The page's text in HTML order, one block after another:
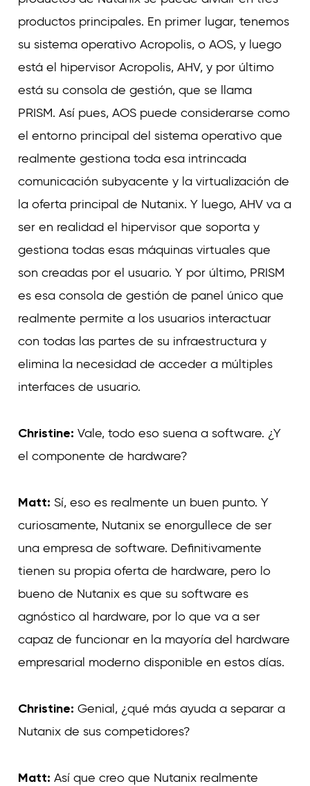
productos principales. En primer lugar, tenemos
su sistema operativo Acropolis, o AOS, y luego
está el hipervisor Acropolis, AHV, y por último
está su consola de gestión, que se llama
PRISM. Así pues, AOS puede considerarse como
el entorno principal del sistema operativo que
realmente gestiona toda esa intrincada
comunicación subyacente y la virtualización de
la oferta principal de Nutanix. Y luego, AHV va a
ser en realidad el hipervisor que soporta y
gestiona todas esas máquinas virtuales que
son creadas por el usuario. Y por último, PRISM
es esa consola de gestión de panel único que
realmente permite a los usuarios interactuar
con todas las partes de su infraestructura y
elimina la necesidad de acceder a múltiples
interfaces de usuario.
Christine: Vale, todo eso suena a software. ¿Y
el componente de hardware?
Matt: Sí, eso es realmente un buen punto. Y
curiosamente, Nutanix se enorgullece de ser
una empresa de software. Definitivamente
tienen su propia oferta de hardware, pero lo
bueno de Nutanix es que su software es
agnóstico al hardware, por lo que va a ser
capaz de funcionar en la mayoría del hardware
empresarial moderno disponible en estos días.
Christine: Genial, ¿qué más ayuda a separar a
Nutanix de sus competidores?
Matt: Así que creo que Nutanix realmente